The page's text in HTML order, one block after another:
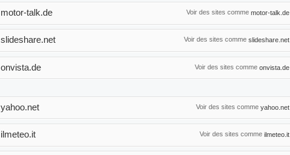
Voir des sites comme motor-talk.de
motor-talk.de
Voir des sites comme slideshare.net
slideshare.net
Voir des sites comme onvista.de
onvista.de
Voir des sites comme yahoo.net
yahoo.net
Voir des sites comme ilmeteo.it
ilmeteo.it